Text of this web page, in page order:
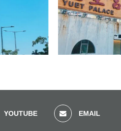
YOUTUBE EMAIL